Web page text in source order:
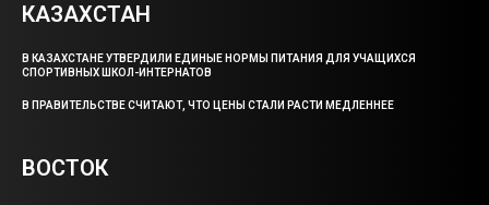
КАЗАХСТАН
В КАЗАХСТАНЕ УТВЕРДИЛИ ЕДИНЫЕ НОРМЫ ПИТАНИЯ ДЛЯ УЧАЩИХСЯ
СПОРТИВНЫХ ШКОЛ-ИНТЕРНАТОВ
В ПРАВИТЕЛЬСТВЕ СЧИТАЮТ, ЧТО ЦЕНЫ СТАЛИ РАСТИ МЕДЛЕННЕЕ
ВОСТОК